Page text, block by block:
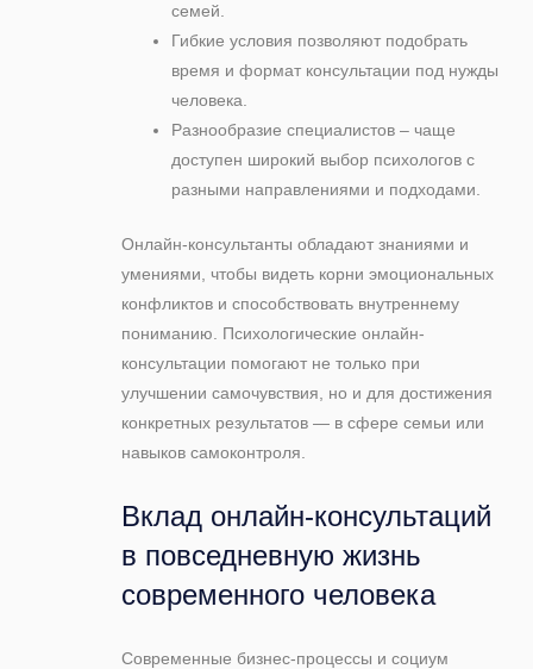
семей.
Гибкие условия позволяют подобрать
время и формат консультации под нужды
человека.
Разнообразие специалистов – чаще
доступен широкий выбор психологов с
разными направлениями и подходами.
Онлайн-консультанты обладают знаниями и
умениями, чтобы видеть корни эмоциональных
конфликтов и способствовать внутреннему
пониманию. Психологические онлайн-
консультации помогают не только при
улучшении самочувствия, но и для достижения
конкретных результатов — в сфере семьи или
навыков самоконтроля.
Вклад онлайн-консультаций
в повседневную жизнь
современного человека
Современные бизнес-процессы и социум